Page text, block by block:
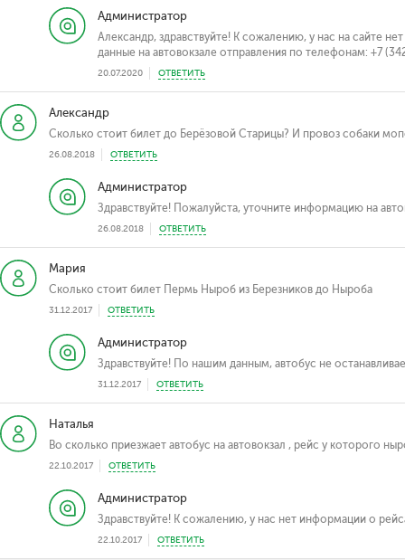
Администратор
Александр, здравствуйте! К сожалению, у нас на сайте
данные на автовокзале отправления по телефонам: +7
20.07.2020 ОТВЕТИТЬ
Александр
Сколько стоит билет до Берёзовой Старицы? И провоз собаки
26.08.2018 ОТВЕТИТЬ
Администратор
Здравствуйте! Пожалуйста, уточните информацию на
26.08.2018 ОТВЕТИТЬ
Мария
Сколько стоит билет Пермь Ныроб из Березников до Ныроба
31.12.2017 ОТВЕТИТЬ
Администратор
Здравствуйте! По нашим данным, автобус не
31.12.2017 ОТВЕТИТЬ
Наталья
Во сколько приезжает автобус на автовокзал , рейс у которого
22.10.2017 ОТВЕТИТЬ
Администратор
Здравствуйте! К сожалению, у нас нет информации о
22.10.2017 ОТВЕТИТЬ